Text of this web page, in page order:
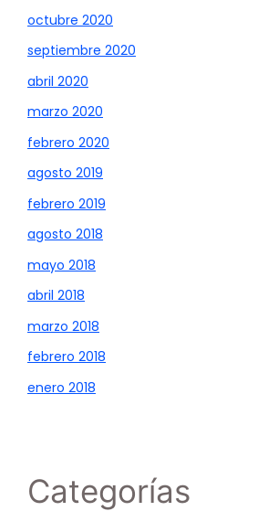
octubre 2020
septiembre 2020
abril 2020
marzo 2020
febrero 2020
agosto 2019
febrero 2019
agosto 2018
mayo 2018
abril 2018
marzo 2018
febrero 2018
enero 2018
Categorías